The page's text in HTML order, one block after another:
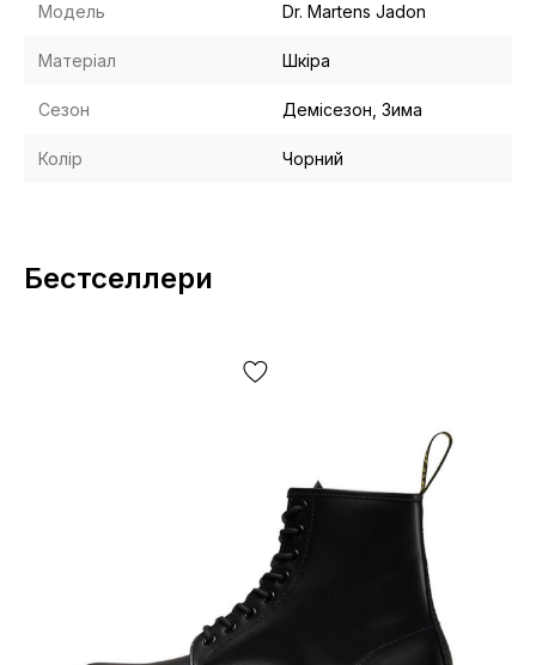
Модель Dr. Martens Jadon
Матеріал Шкіра
Сезон Демісезон, Зима
Колір Чорний
Бестселлери